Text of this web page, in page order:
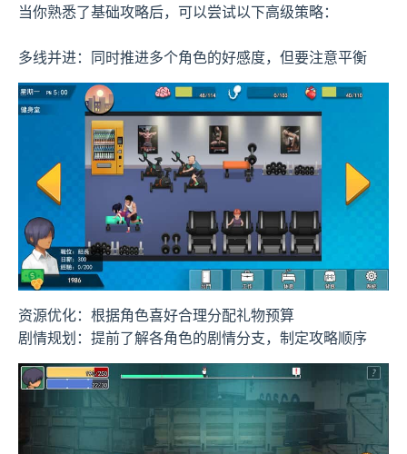
当你熟悉了基础攻略后，可以尝试以下高级策略：
多线并进：同时推进多个角色的好感度，但要注意平衡
资源优化：根据角色喜好合理分配礼物预算
剧情规划：提前了解各角色的剧情分支，制定攻略顺序